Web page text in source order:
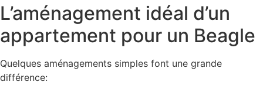
L’aménagement idéal d’un
appartement pour un Beagle
Quelques aménagements simples font une grande
différence: